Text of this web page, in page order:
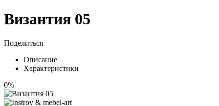
Византия 05
Поделиться
Описание
Характеристики
0%